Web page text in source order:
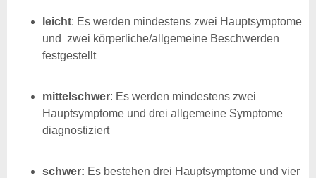
leicht: Es werden mindestens zwei Hauptsymptome
und zwei körperliche/allgemeine Beschwerden
festgestellt
mittelschwer: Es werden mindestens zwei
Hauptsymptome und drei allgemeine Symptome
diagnostiziert
schwer: Es bestehen drei Hauptsymptome und vier